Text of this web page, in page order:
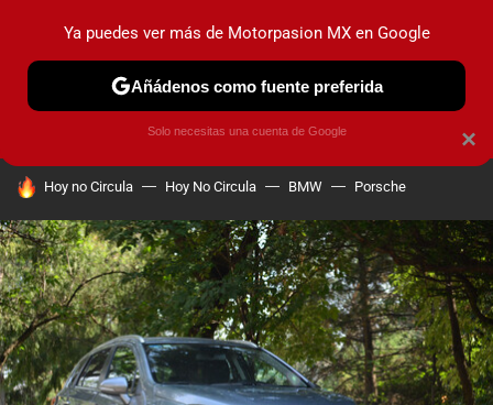
PRUEBAS INDUSTRIA HOY NO CIRCULA
HOY SE HABLA DE
Hoy no Circula Hoy No Circula BMW Porsche
×
Ya puedes ver más de Motorpasion MX en Google
Añádenos como fuente preferida
Solo necesitas una cuenta de Google